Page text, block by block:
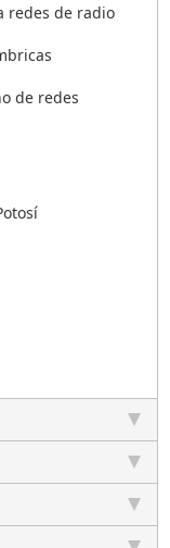
redes de radio
de redes